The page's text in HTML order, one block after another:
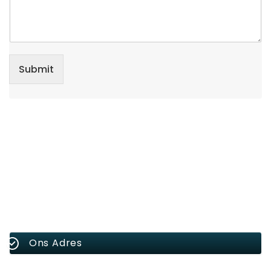
Submit
Ons Adres